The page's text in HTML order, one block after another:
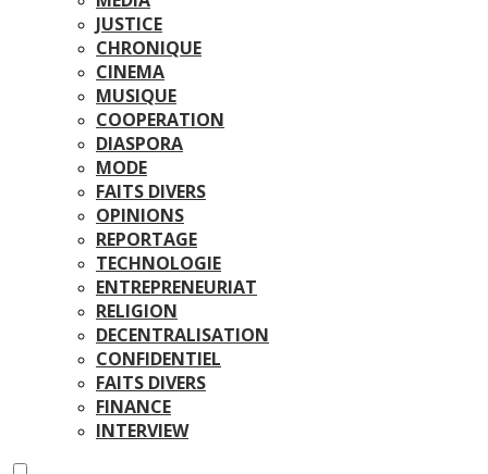
JUSTICE
CHRONIQUE
CINEMA
MUSIQUE
COOPERATION
DIASPORA
MODE
FAITS DIVERS
OPINIONS
REPORTAGE
TECHNOLOGIE
ENTREPRENEURIAT
RELIGION
DECENTRALISATION
CONFIDENTIEL
FAITS DIVERS
FINANCE
INTERVIEW